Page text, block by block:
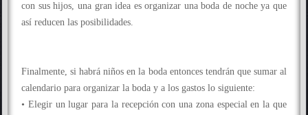
con sus hijos, una gran idea es organizar una boda de noche ya que
así reducen las posibilidades.
Finalmente, si habrá niños en la boda entonces tendrán que sumar al
calendario para organizar la boda y a los gastos lo siguiente:
• Elegir un lugar para la recepción con una zona especial en la que